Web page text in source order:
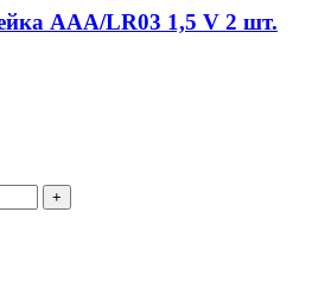
AAA/LR03 1,5 V 2 шт.